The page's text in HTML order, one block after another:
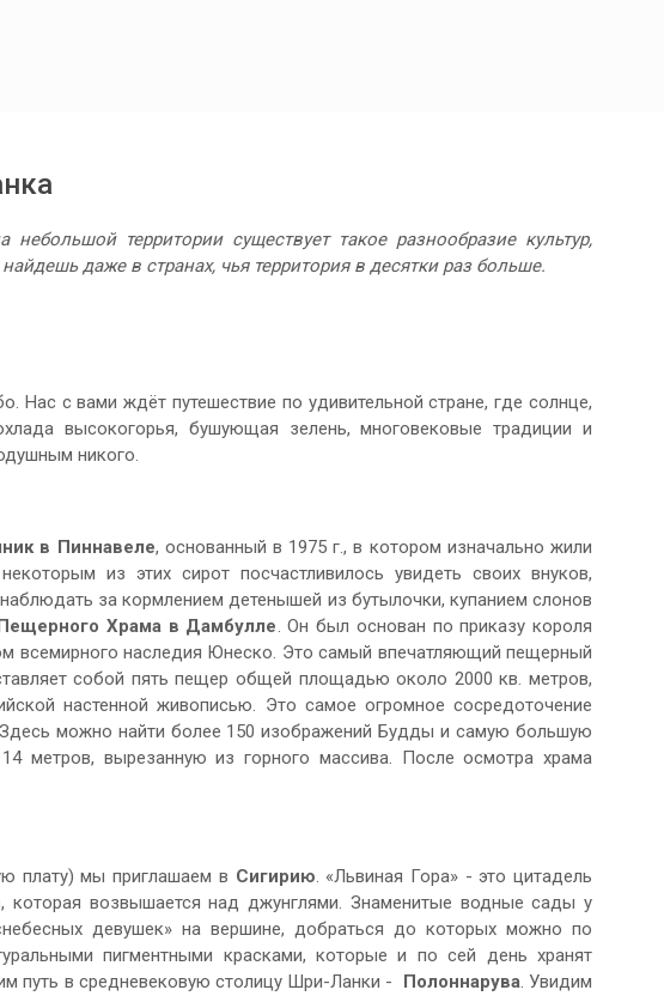
территории существует такое разнообразие культур,
даже в странах, чья территория в десятки раз больше.
Нас с вами ждёт путешествие по удивительной стране, где солнце,
высокогорья, бушующая зелень, многовековые традиции и
никого.
в Пиннавеле, основанный в 1975 г., в котором изначально жили
из этих сирот посчастливилось увидеть своих внуков,
за кормлением детенышей из бутылочки, купанием слонов
Пещерного Храма в Дамбулле. Он был основан по приказу короля
всемирного наследия Юнеско. Это самый впечатляющий пещерный
собой пять пещер общей площадью около 2000 кв. метров,
настенной живописью. Это самое огромное сосредоточение
можно найти более 150 изображений Будды и самую большую
метров, вырезанную из горного массива. После осмотра храма
плату) мы приглашаем в Сигирию. «Львиная Гора» - это цитадель
которая возвышается над джунглями. Знаменитые водные сады у
девушек» на вершине, добраться до которых можно по
пигментными красками, которые и по сей день хранят
путь в средневековую столицу Шри-Ланки -
Полоннарува. Увидим